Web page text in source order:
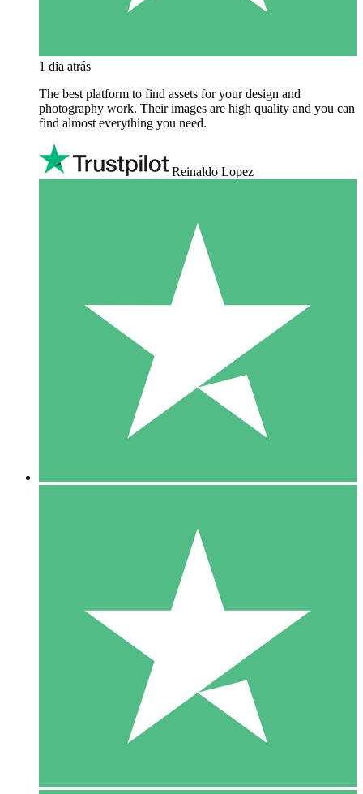
1 dia atrás
The best platform to find assets for your design and
photography work. Their images are high quality and you can
find almost everything you need.
Reinaldo Lopez